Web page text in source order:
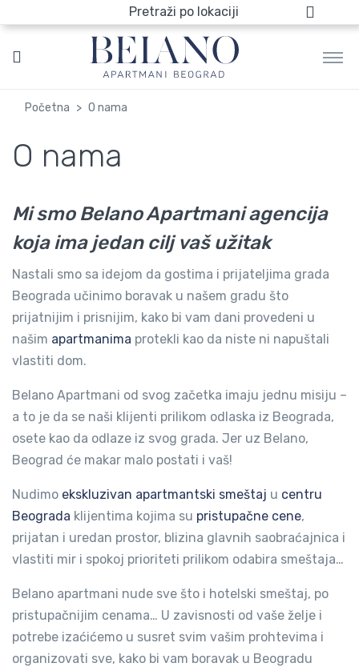
Pretraži po lokaciji
Početna O nama
O nama
Mi smo Belano Apartmaniagencija
koja ima jedan ciljvaš užitak
Nastali smo sa idejom da gostima i prijateljima grada
Beograda učinimo boravak u našem gradu što
prijatnijim i prisnijim, kako bi vam dani provedeni u
našim apartmanima protekli kao da niste ni napuštali
vlastiti dom.
Belano Apartmani od svog začetka imaju jednu misiju –
a to je da se naši klijenti prilikom odlaska iz Beograda,
osete kao da odlaze iz svog grada. Jer uz Belano,
Beograd će makar malo postati i vaš!
Nudimo ekskluzivan apartmantski smeštaj u centru
Beograda klijentima kojima su pristupačne cene,
prijatan i uredan prostor, blizina glavnih saobraćajnica i
vlastiti mir i spokoj prioriteti prilikom odabira smeštaja…
Belano apartmani nude sve što i hotelski smeštaj, po
pristupačnijim cenama… U zavisnosti od vaše želje i
potrebe izaćićemo u susret svim vašim prohtevima i
organizovati sve, kako bi vam boravak u Beogradu